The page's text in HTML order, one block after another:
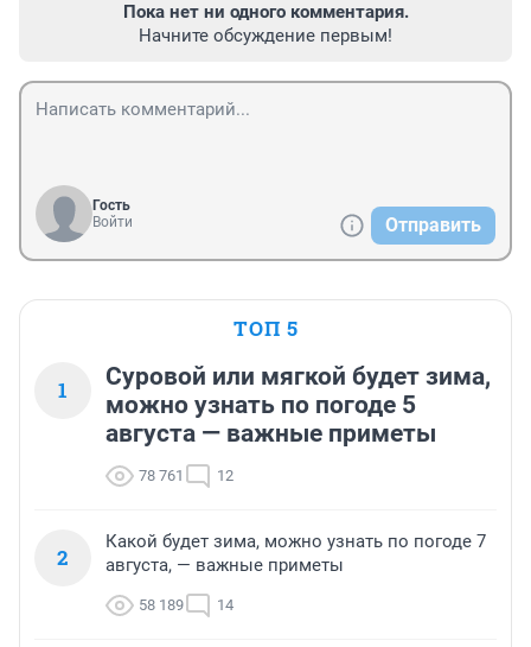
Пока нет ни одного комментария.
Начните обсуждение первым!
Гость
Войти
Отправить
ТОП 5
1
Суровой или мягкой будет зима,
можно узнать по погоде 5
августа — важные приметы
78 761 12
2
Какой будет зима, можно узнать по погоде 7
августа, — важные приметы
58 189 14